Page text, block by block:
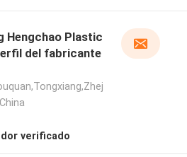
Hengchao Plastic
del fabricante
verificado